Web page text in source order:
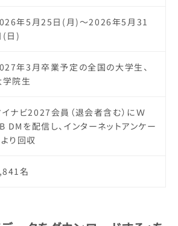
年5月25日(月)～2026年5月31
(日)
年3月卒業予定の全国の大学生、
学院生
イナビ2027会員（退会者含む）にＷ
DMを配信し、インターネットアンケー
より回収
名